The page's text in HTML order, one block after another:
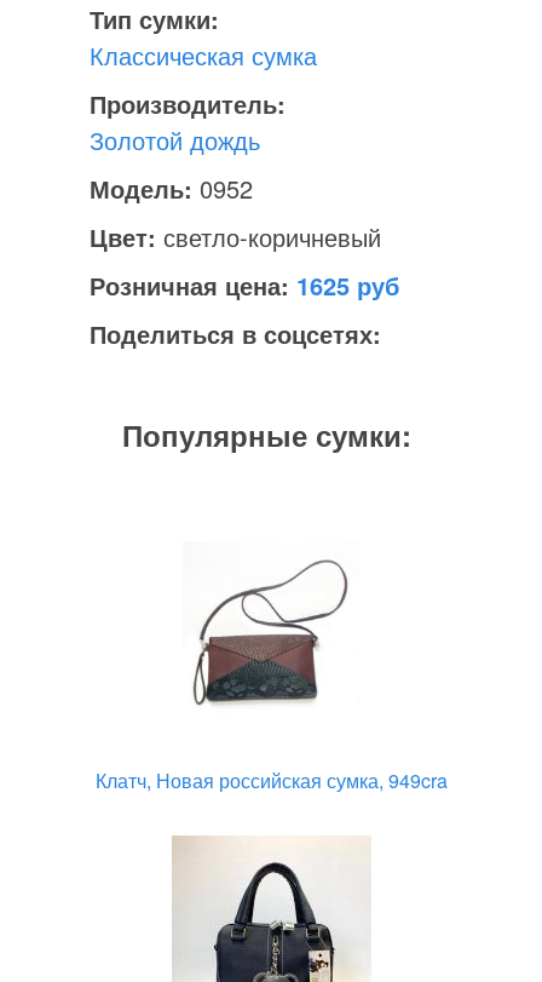
Тип сумки:
Классическая сумка
Производитель:
Золотой дождь
Модель: 0952
Цвет: светло-коричневый
Розничная цена: 1625
Поделиться в соцсетях:
Популярные сумки:
Клатч, Новая российская сумка, 949cra